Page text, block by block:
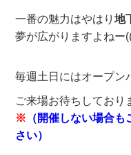
一番の魅力はやはり 地
夢が広がりますよねー
毎週土日にはオープン
ご来場お待ちしてお
※ （開催しない場合
さい）